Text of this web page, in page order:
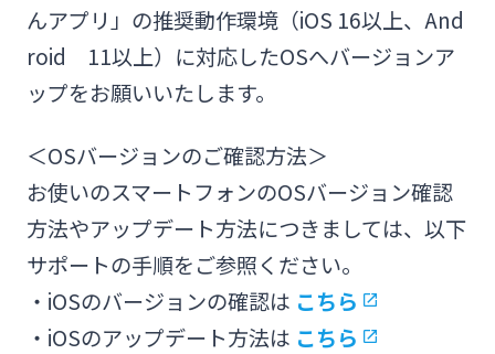
採用情報
お問い合わせ先一覧
んアプリ」の推奨動作環境（iOS 16以上、And
roid 11以上）に対応したOSへバージョンア
ップをお願いいたします。
＜OSバージョンのご確認方法＞
お使いのスマートフォンのOSバージョン確認
方法やアップデート方法につきましては、以下
サポートの手順をご参照ください。
・iOSのバージョンの確認は こちら
・iOSのアップデート方法は こちら